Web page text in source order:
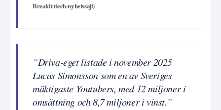
Breakit (tech-nyhetssajt)
”Driva-eget listade i november 2025
Lucas Simonsson som en av Sveriges
mäktigaste Youtubers, med 12 miljoner i
omsättning och 8,7 miljoner i vinst.”